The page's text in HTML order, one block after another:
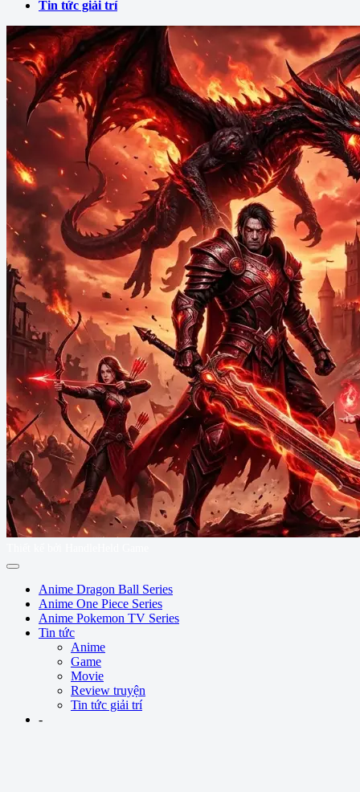
Tin tức giải trí
Anime Dragon Ball Series
Anime One Piece Series
Anime Pokemon TV Series
Tin tức
Anime
Game
Movie
Review truyện
Tin tức giải trí
-